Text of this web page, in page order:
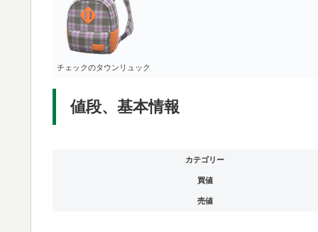
チェックのタウンリュック
値段、基本情報
カテゴリー
買値
売値